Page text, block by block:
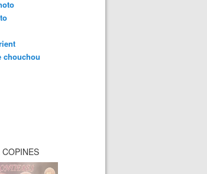
chouchou